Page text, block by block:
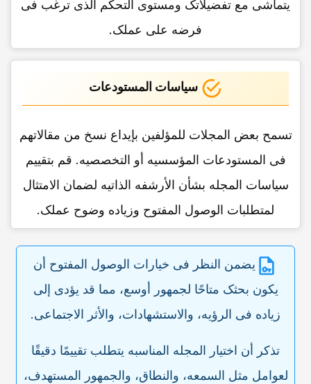
یتماشى مع تفضیلاتک ومستوى التحکم الذی ترغب فی
فرضه على عملک.
سیاسات المستودعات
تسمح بعض المجلات للمؤلفین بإیداع نسخ من مقالاتهم
فی المستودعات المؤسسیه أو التخصصیه. قم بتقییم
سیاسات المجله بشأن الأرشفه الذاتیه لضمان الامتثال
لمتطلبات الوصول المفتوح وزیاده وضوح عملک.
یضمن النظر فی خیارات الوصول المفتوح أن
یکون بحثک متاحًا لجمهور أوسع، مما قد یؤدی إلى
زیاده فی الرؤیه، والاستشهادات، والأثر الاجتماعی.
تذکر أن اختیار المجله المناسبه یتطلب تقییمًا دقیقًا
لعوامل مثل السمعه، والنطاق، والجمهور المستهدف،